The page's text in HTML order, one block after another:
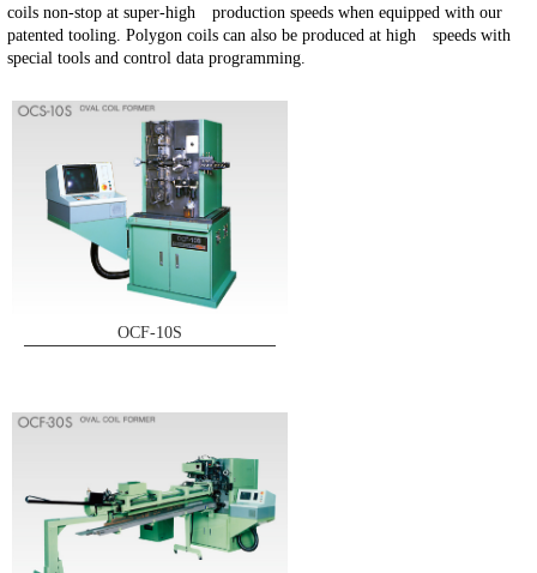
coils non-stop at super-high production speeds when equipped with our
patented tooling. Polygon coils can also be produced at high speeds with
special tools and control data programming.
OCF-10S